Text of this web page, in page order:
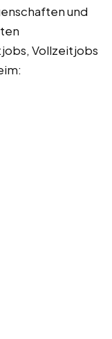
und
Vollzeitjobs